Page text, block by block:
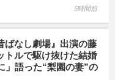
5時間前
ばなし劇場』出演の藤
トルで駆け抜けた結婚
」語った“梨園の妻”の